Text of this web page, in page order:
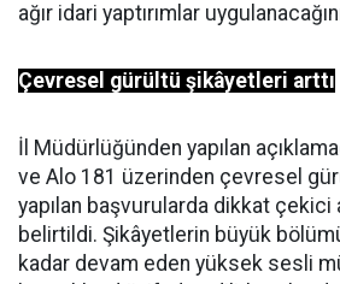
ağır idari yaptırımlar
Çevresel gürültü şikâyetleri arttı
İl Müdürlüğünden yapılan
ve Alo 181 üzerinden çevresel
yapılan başvurularda dikkat çekici
belirtildi. Şikâyetlerin büyük
kadar devam eden yüksek sesli